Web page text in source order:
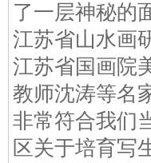
了一层神秘的
江苏省山水画
江苏省国画院
教师沈涛等名
非常符合我们
区关于培育写